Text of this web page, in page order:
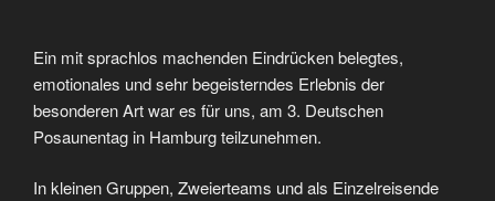
Ein mit sprachlos machenden Eindrücken belegtes,
emotionales und sehr begeisterndes Erlebnis der
besonderen Art war es für uns, am 3. Deutschen
Posaunentag in Hamburg teilzunehmen.
In kleinen Gruppen, Zweierteams und als Einzelreisende